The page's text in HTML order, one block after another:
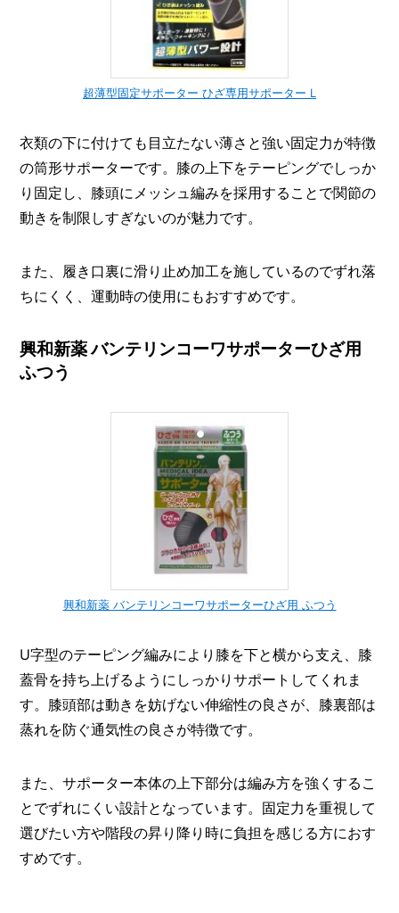
超薄型固定サポーター ひざ専用サポーター L
衣類の下に付けても目立たない薄さと強い固定力が特徴
の筒形サポーターです。膝の上下をテーピングでしっか
り固定し、膝頭にメッシュ編みを採用することで関節の
動きを制限しすぎないのが魅力です。
また、履き口裏に滑り止め加工を施しているのでずれ落
ちにくく、運動時の使用にもおすすめです。
興和新薬 バンテリンコーワサポーターひざ用
ふつう
興和新薬 バンテリンコーワサポーターひざ用 ふつう
U字型のテーピング編みにより膝を下と横から支え、膝
蓋骨を持ち上げるようにしっかりサポートしてくれま
す。膝頭部は動きを妨げない伸縮性の良さが、膝裏部は
蒸れを防ぐ通気性の良さが特徴です。
また、サポーター本体の上下部分は編み方を強くするこ
とでずれにくい設計となっています。固定力を重視して
選びたい方や階段の昇り降り時に負担を感じる方におす
すめです。